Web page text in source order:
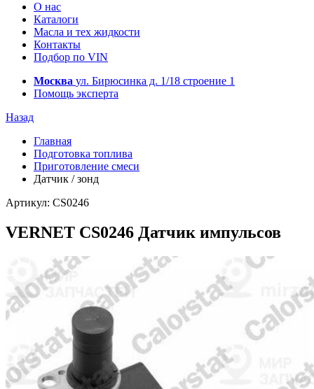
О нас
Каталоги
Масла и тех жидкости
Контакты
Подбор по VIN
Москва ул. Бирюсинка д. 1/18 строение 1
Помощь эксперта
Назад
Главная
Подготовка топлива
Приготовление смеси
Датчик / зонд
Артикул: CS0246
VERNET CS0246 Датчик импульсов